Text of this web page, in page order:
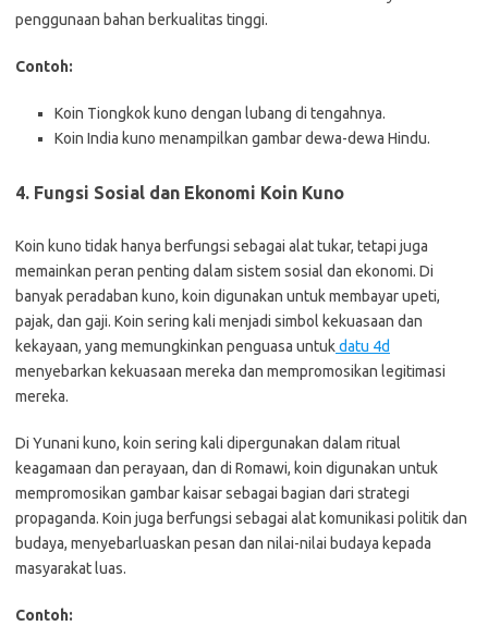
penggunaan bahan berkualitas tinggi.
Contoh:
Koin Tiongkok kuno dengan lubang di tengahnya.
Koin India kuno menampilkan gambar dewa-dewa Hindu.
4. Fungsi Sosial dan Ekonomi Koin Kuno
Koin kuno tidak hanya berfungsi sebagai alat tukar, tetapi juga
memainkan peran penting dalam sistem sosial dan ekonomi. Di
banyak peradaban kuno, koin digunakan untuk membayar upeti,
pajak, dan gaji. Koin sering kali menjadi simbol kekuasaan dan
kekayaan, yang memungkinkan penguasa untukdatu 4d
menyebarkan kekuasaan mereka dan mempromosikan legitimasi
mereka.
Di Yunani kuno, koin sering kali dipergunakan dalam ritual
keagamaan dan perayaan, dan di Romawi, koin digunakan untuk
mempromosikan gambar kaisar sebagai bagian dari strategi
propaganda. Koin juga berfungsi sebagai alat komunikasi politik dan
budaya, menyebarluaskan pesan dan nilai-nilai budaya kepada
masyarakat luas.
Contoh: